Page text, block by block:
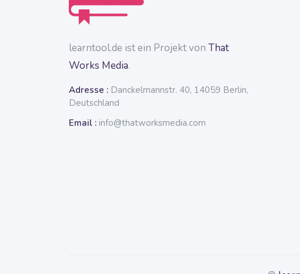
learntool.de ist ein Projekt von That
Works Media.
Adresse : Danckelmannstr. 40, 14059 Berlin,
Deutschland
Email : info@thatworksmedia.com